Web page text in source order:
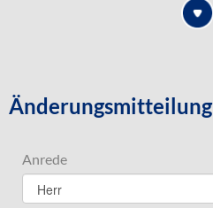
Änderungsmitteilung
Anrede